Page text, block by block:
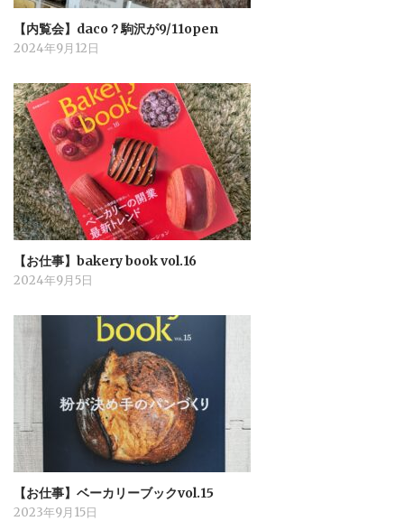
【内覧会】daco？駒沢が9/11open
2024年9月12日
【お仕事】bakery book vol.16
2024年9月5日
【お仕事】ベーカリーブックvol.15
2023年9月15日